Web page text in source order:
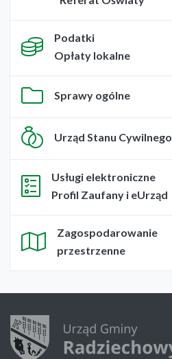
Podatki
Opłaty lokalne
Sprawy ogólne
Urząd Stanu Cywilnego
Usługi elektroniczne
Profil Zaufany i eUrząd
Zagospodarowanie
przestrzenne